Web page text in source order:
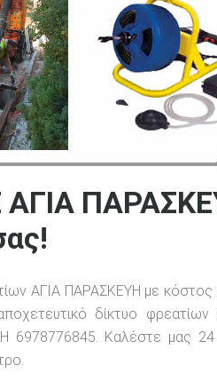
ΑΓΙΑ ΠΑΡΑΣΚΕΥΗ με
δίκτυο
6978776845. Καλέστε μας